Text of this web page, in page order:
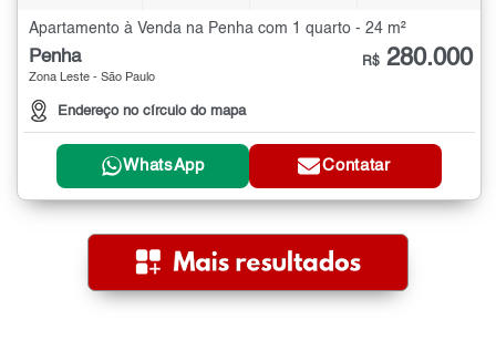
Apartamento à Venda na Penha com 1 quarto - 24 m²
Penha
Zona Leste - São Paulo
Endereço no círculo do mapa
R$ 280.000
WhatsApp Contatar